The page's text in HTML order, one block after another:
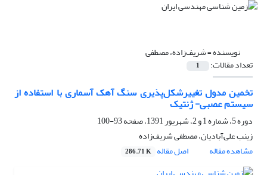
نویسنده =شریف‌زاده، مصطفی
تعداد مقالات: 1
تخمین مدول تغییرشکل‌پذیری سنگ آهک آسماری با استفاده از
سیستم عصبی- ژنتیک
دوره 5، شماره 1 و 2، شهریور 1391، صفحه
93-100
زینب علی‌آبادیان، مصطفی شریف‌زاده
مشاهده مقاله
اصل مقاله 286.71 K